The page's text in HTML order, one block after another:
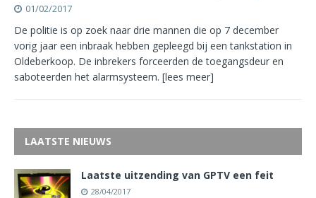
01/02/2017
De politie is op zoek naar drie mannen die op 7 december
vorig jaar een inbraak hebben gepleegd bij een tankstation in
Oldeberkoop. De inbrekers forceerden de toegangsdeur en
saboteerden het alarmsysteem. [lees meer]
LAATSTE NIEUWS
Laatste uitzending van GPTV een feit
28/04/2017